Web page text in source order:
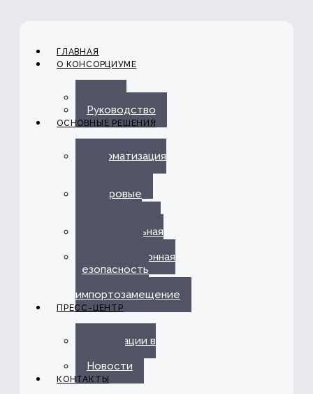
ГЛАВНАЯ
О КОНСОРЦИУМЕ
Руководство
ОСНОВНЫЕ РЕШЕНИЯ
Автоматизация
Цифровые
Омниканальная
Информационная
безопасность
импортозамещение
ПРЕСС-ЦЕНТР
Публикации в
Новости
КОНТАКТЫ